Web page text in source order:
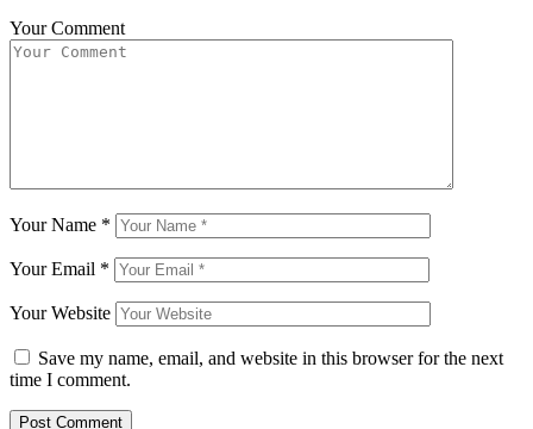
Your Comment
Your Name *
Your Email *
Your Website
Save my name, email, and website in this browser for the next
time I comment.